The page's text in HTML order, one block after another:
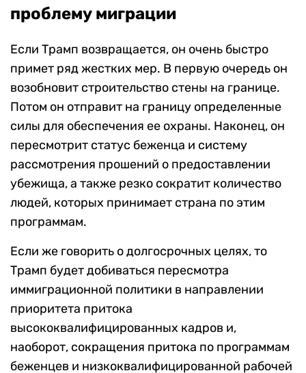
проблему миграции
Если Трамп возвращается, он очень быстро
примет ряд жестких мер. В первую очередь он
возобновит строительство стены на границе.
Потом он отправит на границу определенные
силы для обеспечения ее охраны. Наконец, он
пересмотрит статус беженца и систему
рассмотрения прошений о предоставлении
убежища, а также резко сократит количество
людей, которых принимает страна по этим
программам.
Если же говорить о долгосрочных целях, то
Трамп будет добиваться пересмотра
иммиграционной политики в направлении
приоритета притока
высококвалифицированных кадров и,
наоборот, сокращения притока по программам
беженцев и низкоквалифицированной рабочей